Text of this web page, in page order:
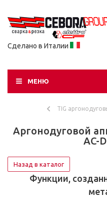
Сделано в Италии
МЕНЮ
TIG
Аргонодуговой
AC-
Назад в каталог
Функции,